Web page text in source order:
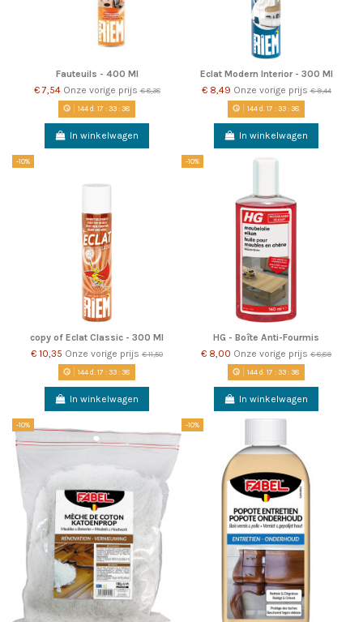
Fauteuils - 400 Ml
€ 7,54 Onze vorige prijs€ 8,38
144d.17 :33:38
In winkelwagen
Eclat Modern Interior - 300 Ml
€ 8,49 Onze vorige prijs€ 9,44
144d.17 :33:38
In winkelwagen
-10%
copy of Eclat Classic - 300 Ml
€ 10,35 Onze vorige prijs € 11,50
144d. 17 :33:38
In winkelwagen
-10%
HG - Boîte Anti-Fourmis
€ 8,00 Onze vorige prijs € 8,89
144d. 17 :33:38
In winkelwagen
-10% -10%